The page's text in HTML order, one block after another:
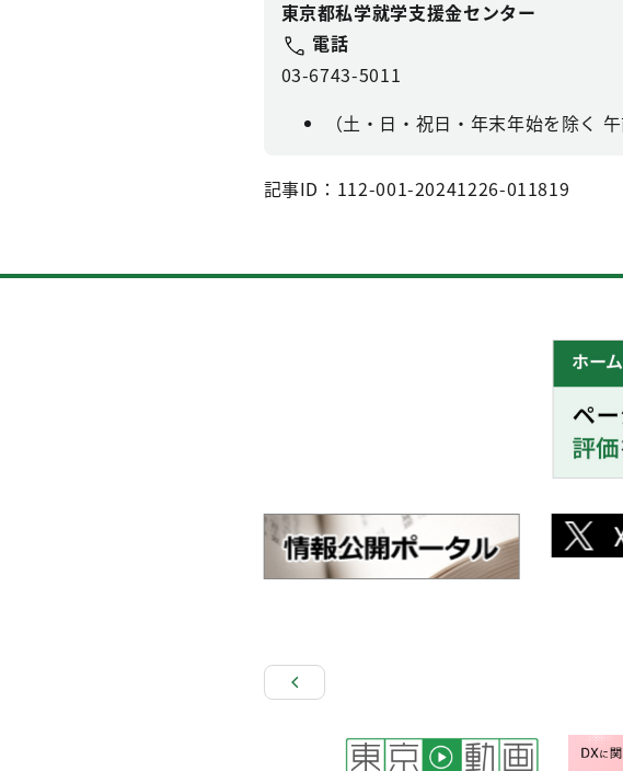
東京都私学就学支援金センター
電話
03-6743-5011
（土・日・祝日・年末年始を除く
記事ID：112-001-20241226-011819